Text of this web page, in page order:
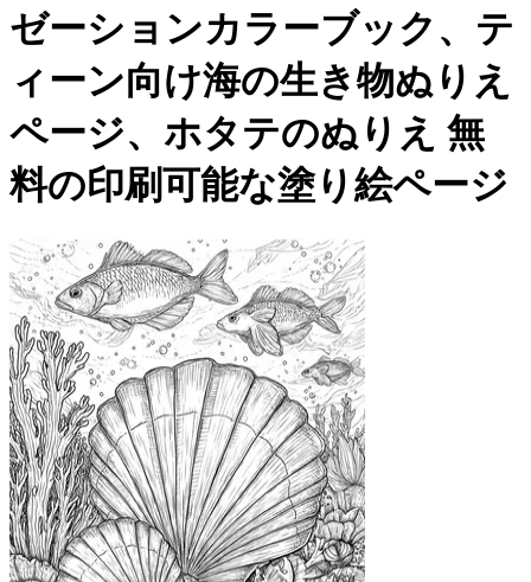
ゼーションカラーブック、テ
ィーン向け海の生き物ぬりえ
ページ、ホタテのぬりえ 無
料の印刷可能な塗り絵ページ